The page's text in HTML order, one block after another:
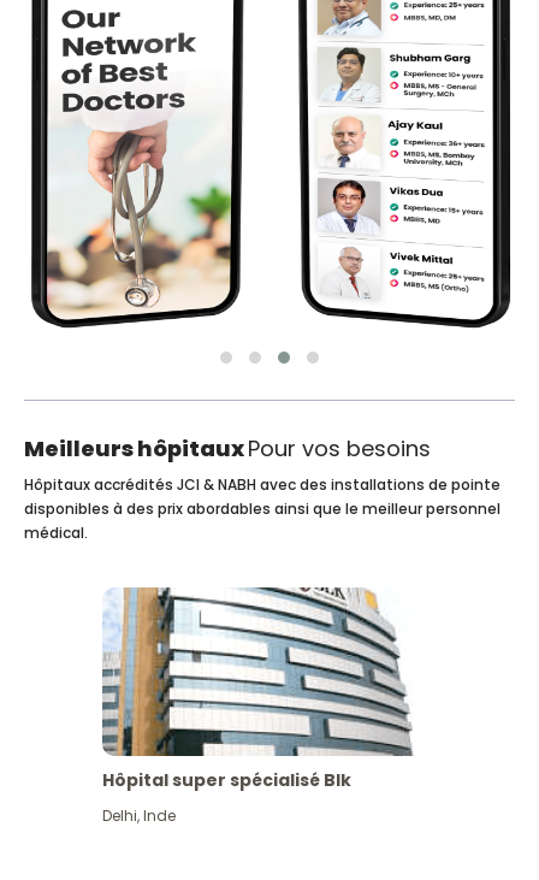
Meilleurs hôpitauxPour vos besoins
Hôpitaux accrédités JCI & NABH avec des installations de pointe
disponibles à des prix abordables ainsi que le meilleur personnel
médical.
Hôpital super spécialisé Blk
Delhi,Inde